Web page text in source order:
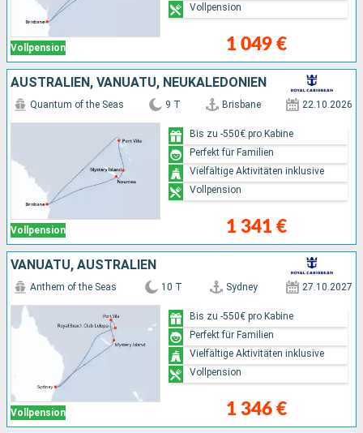
Vollpension 1 049 €
Vollpension
AUSTRALIEN, VANUATU, NEUKALEDONIEN
Vollpension
Quantum of the Seas 9 T Brisbane 22.10.2026
1 341 €
Bis zu -550€ pro Kabine
Perfekt für Familien
Vielfältige Aktivitäten inklusive
Vollpension
VANUATU, AUSTRALIEN
Vollpension
Anthem of the Seas 10 T Sydney 27.10.2027
1 346 €
Bis zu -550€ pro Kabine
Perfekt für Familien
Vielfältige Aktivitäten inklusive
Vollpension